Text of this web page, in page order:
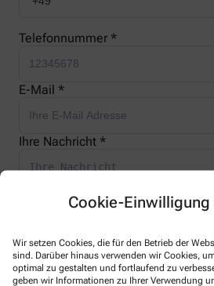
Cookie-Einwilligung
Wir setzen Cookies, die für den Betrieb der
sind. Darüber hinaus verwenden wir Cookies,
optimal zu gestalten und fortlaufend zu
geben wir Informationen zu Ihrer Verwendung
Telefonnummer *
E-Mail *
Ihre Nachricht *
* Bitte füllen Sie die Pflichtfelder aus